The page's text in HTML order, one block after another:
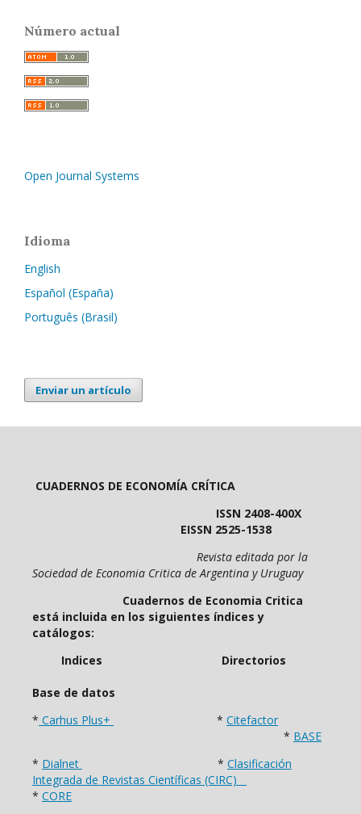
Número actual
Open Journal Systems
Idioma
English
Español (España)
Português (Brasil)
Enviar un artículo
CUADERNOS DE ECONOMÍA CRÍTICA
ISSN 2408-400X
EISSN 2525-1538
Revista editada por la
Sociedad de Economia Critica de Argentina y Uruguay
Cuadernos de Economia Critica
está incluida en los siguientes índices y
catálogos:
Indices Directorios
Base de datos
* Carhus Plus+ * Citefactor
* BASE
* Dialnet * Clasificación
Integrada de Revistas Científicas (CIRC)
* CORE